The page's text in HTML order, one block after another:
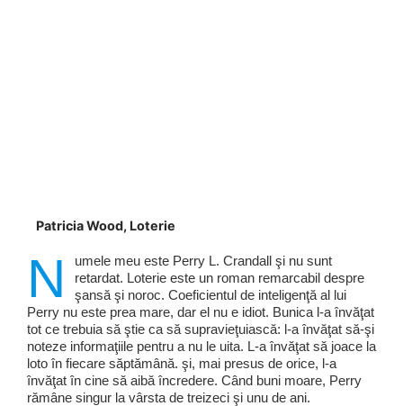
Patricia Wood, Loterie
N
umele meu este Perry L. Crandall şi nu sunt
retardat. Loterie este un roman remarcabil despre
şansă şi noroc. Coeficientul de inteligenţă al lui
Perry nu este prea mare, dar el nu e idiot. Bunica l-a învăţat
tot ce trebuia să ştie ca să supravieţuiască: l-a învăţat să-şi
noteze informaţiile pentru a nu le uita. L-a învăţat să joace la
loto în fiecare săptămână. şi, mai presus de orice, l-a
învăţat în cine să aibă încredere. Când buni moare, Perry
rămâne singur la vârsta de treizeci şi unu de ani.